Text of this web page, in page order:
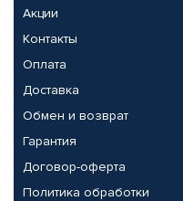
Акции
Контакты
Оплата
Доставка
Обмен и возврат
Гарантия
Договор-оферта
Политика обработки